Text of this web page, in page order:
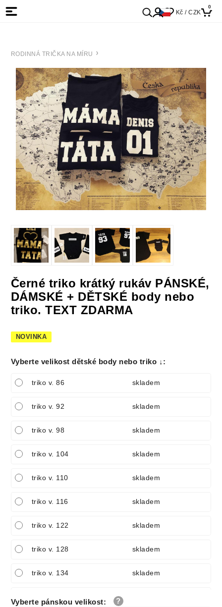
Kč / CZK
0
RODINNÁ TRIČKA NA MÍRU
Černé triko krátký rukáv PÁNSKÉ,
DÁMSKÉ + DĚTSKÉ body nebo
triko. TEXT ZDARMA
NOVINKA
Vyberte velikost dětské body nebo triko ↓:
triko v. 86 skladem
triko v. 92 skladem
triko v. 98 skladem
triko v. 104 skladem
triko v. 110 skladem
triko v. 116 skladem
triko v. 122 skladem
triko v. 128 skladem
triko v. 134 skladem
triko v. 140
Vyberte pánskou velikost: